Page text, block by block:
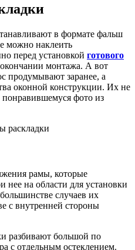
в формате фальш
можно наклеить
перед установкой готового
монтажа. А вот
продумывают заранее, а
оконной конструкции. Их не
фото из
рамы, которые
нее на области для установки
случаев их
с внутренней стороны
разбивают большой по
с отдельным остеклением.